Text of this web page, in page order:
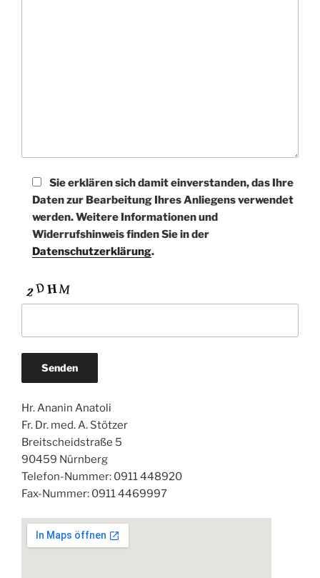
Sie erklären sich damit einverstanden, das Ihre
Daten zur Bearbeitung Ihres Anliegens verwendet
werden. Weitere Informationen und
Widerrufshinweis finden Sie in der
Datenschutzerklärung.
Hr. Ananin Anatoli
Fr. Dr. med. A. Stötzer
Breitscheidstraße 5
90459 Nürnberg
Telefon-Nummer: 0911 448920
Fax-Nummer: 0911 4469997